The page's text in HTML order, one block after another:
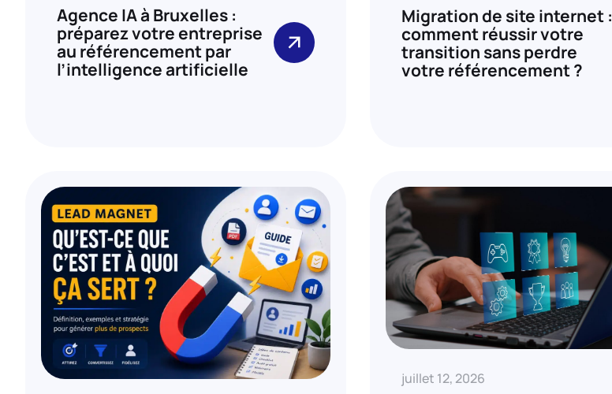
Agence IA à Bruxelles :
préparez votre entreprise
au référencement par
l’intelligence artificielle
Migration de site internet :
comment réussir votre
transition sans perdre
votre référencement ?
juillet 12, 2026